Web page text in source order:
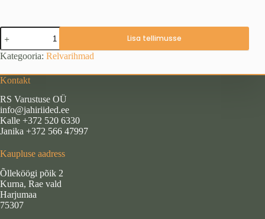
Püssirihm,
tammelehtedega
kogus
Lisa tellimusse
Kategooria: Relvarihmad
Kontakt
RS Varustuse OÜ
info@jahiriided.ee
Kalle +372 520 6330
Janika +372 566 47997
Kaupluse aadress
Õlleköögi põik 2
Kurna, Rae vald
Harjumaa
75307